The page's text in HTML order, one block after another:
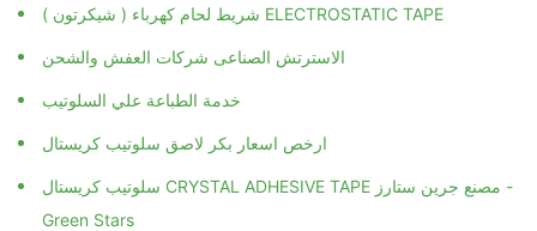
شريط لحام كهرباء ( شيكرتون ) ELECTROSTATIC TAPE
الاسترتش الصناعى شركات العفش والشحن
خدمة الطباعة علي السلوتيب
ارخص اسعار بكر لاصق سلوتيب كريستال
سلوتيب كريستال CRYSTAL ADHESIVE TAPE مصنع جرين ستارز -
Green Stars